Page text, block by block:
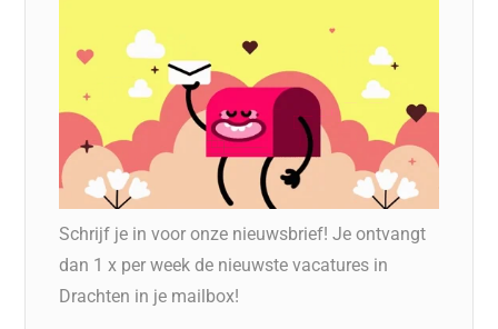
Schrijf je in voor onze nieuwsbrief! Je ontvangt
dan 1 x per week de nieuwste vacatures in
Drachten in je mailbox!